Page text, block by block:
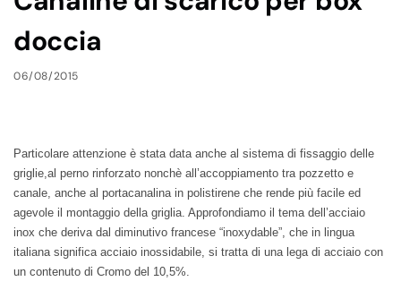
doccia
06/08/2015
Particolare attenzione è stata data anche al sistema di fissaggio delle
griglie,al perno rinforzato nonchè all’accoppiamento tra pozzetto e
canale, anche al portacanalina in polistirene che rende più facile ed
agevole il montaggio della griglia. Approfondiamo il tema dell’acciaio
inox che deriva dal diminutivo francese “inoxydable”, che in lingua
italiana significa acciaio inossidabile, si tratta di una lega di acciaio con
un contenuto di Cromo del 10,5%.